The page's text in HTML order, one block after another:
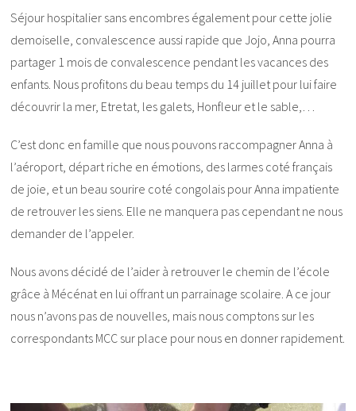
Séjour hospitalier sans encombres également pour cette jolie
demoiselle, convalescence aussi rapide que Jojo, Anna pourra
partager 1 mois de convalescence pendant les vacances des
enfants. Nous profitons du beau temps du 14 juillet pour lui faire
découvrir la mer, Etretat, les galets, Honfleur et le sable,…
C’est donc en famille que nous pouvons raccompagner Anna à
l’aéroport, départ riche en émotions, des larmes coté français
de joie, et un beau sourire coté congolais pour Anna impatiente
de retrouver les siens. Elle ne manquera pas cependant ne nous
demander de l’appeler.
Nous avons décidé de l’aider à retrouver le chemin de l’école
grâce à Mécénat en lui offrant un parrainage scolaire. A ce jour
nous n’avons pas de nouvelles, mais nous comptons sur les
correspondants MCC sur place pour nous en donner rapidement.